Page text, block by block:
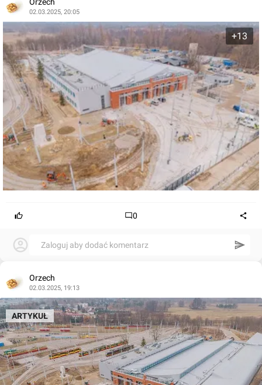
02.03.2025, 20:05
+13
0
Zaloguj aby dodać komentarz
Orzech
02.03.2025, 19:13
ARTYKUŁ